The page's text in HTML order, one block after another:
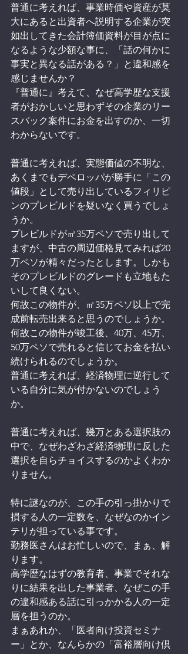
普通に考えれば、事業時価や資産が莫
大にあると出資者へ説明する企業が突
如出してきた会計簿価資料が目が点に
なるような少額な事に、「話の何かに
事実と異なる話がある？」と違和感を
感じませんか？
『普通に』考えて、なぜ高学歴な支援
者がおかしいと思わずその企業のリー
スバック案件にお金を出すのか、一切
わからないです。
普通に考えれば、実態価値の不明な、
あくまでもデペロッパが勝手に「この
値段」として売り出しているフィリピ
ンのプレビルドを疑いなく買うでしょ
うか。
プレビルドが㎡35万ペソで売り出して
ますが、中古の周辺価格見てみれば20
万ペソが精々だったとします。しかも
そのプレビルドのグレードも立地もた
いして良くない。
何故この物件が、㎡35万ペソ以上で完
成前転売出来ると思うのでしょうか。
何故この物件が竣工後、40万、45万、
50万ペソで売れると信じてお金を払い
続けられるのでしょうか。
普通に考えれば、経済物理に逆行して
いる自分に気が付かないのでしょう
か。
普通に考えれば、幾万とある選択肢の
中で、なぜわざわざ経済物理に反した
選択を自らチョイスするのかよくわか
りません。
特に謎なのが、この手の引っ掛かりで
損する人の一定数を、なぜなのかイン
テリが担っている事です。
勤務医さんはお忙しいので、まぁ、解
ります。
高学歴なはずの教育者、事業でそれな
りに結果を出した事業者、なぜこの手
の違和感ある話に引っかかる人の一定
層を担うのか。
まぁあれか、「医者向け投資セミナ
ー」とか、なんらかの「富裕層向け倶